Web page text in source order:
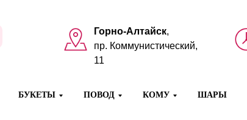
Горно-Алтайск,
пр. Коммунистический,
11
БУКЕТЫ ПОВОД КОМУ ШАРЫ